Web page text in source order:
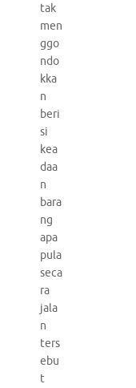
tak
men
ggo
ndo
kka
n
beri
si
kea
daa
n
bara
ng
apa
pula
seca
ra
jala
n
ters
ebu
t